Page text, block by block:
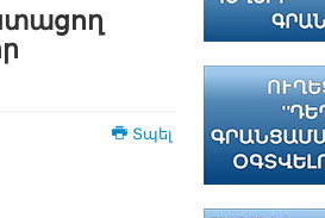
Տպել